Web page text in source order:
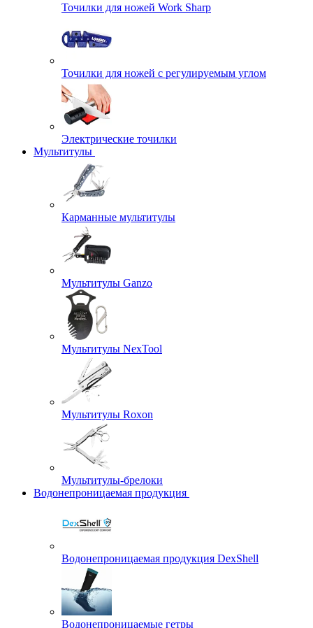
Точилки для ножей Work Sharp
Точилки для ножей с регулируемым углом
Электрические точилки
Мультитулы
Карманные мультитулы
Мультитулы Ganzo
Мультитулы NexTool
Мультитулы Roxon
Мультитулы-брелоки
Водонепроницаемая продукция
Водонепроницаемая продукция DexShell
Водонепроницаемые гетры